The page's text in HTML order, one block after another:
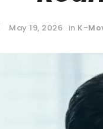
May 19, 2026 in K-